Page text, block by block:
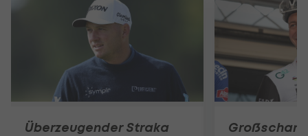
Überzeugender Straka